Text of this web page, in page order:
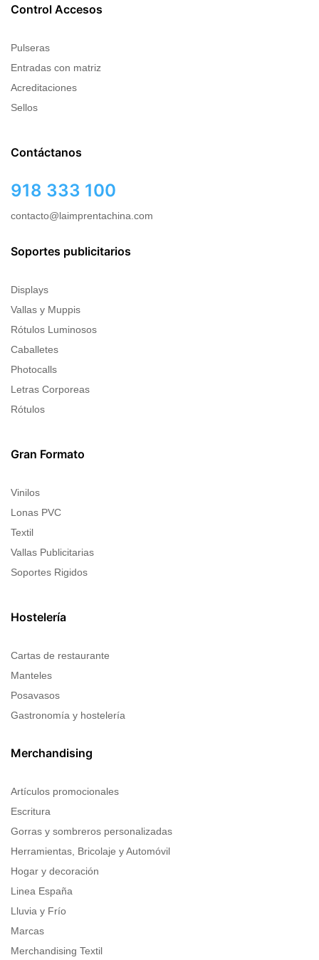
Control Accesos
Pulseras
Entradas con matriz
Acreditaciones
Sellos
Contáctanos
918 333 100
contacto@laimprentachina.com
Soportes publicitarios
Displays
Vallas y Muppis
Rótulos Luminosos
Caballetes
Photocalls
Letras Corporeas
Rótulos
Gran Formato
Vinilos
Lonas PVC
Textil
Vallas Publicitarias
Soportes Rigidos
Hostelería
Cartas de restaurante
Manteles
Posavasos
Gastronomía y hostelería
Merchandising
Artículos promocionales
Escritura
Gorras y sombreros personalizadas
Herramientas, Bricolaje y Automóvil
Hogar y decoración
Linea España
Lluvia y Frío
Marcas
Merchandising Textil